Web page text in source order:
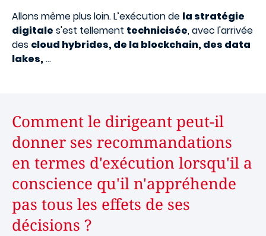
Allons même plus loin. L’exécution de la stratégie
digitale s'est tellement technicisée, avec l'arrivée
des cloud hybrides, de la blockchain, des data
lakes,...
Comment le dirigeant peut-il
donner ses recommandations
en termes d'exécution lorsqu'il a
conscience qu'il n'appréhende
pas tous les effets de ses
décisions ?